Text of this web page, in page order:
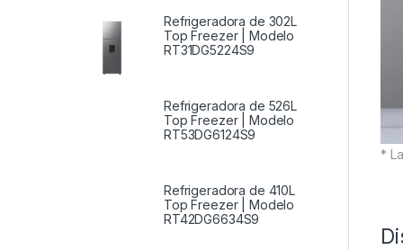
*
Refrigeradora de 302L
Top Freezer | Modelo
RT31DG5224S9
Refrigeradora de 526L
Top Freezer | Modelo
RT53DG6124S9
Refrigeradora de 410L
Top Freezer | Modelo
RT42DG6634S9